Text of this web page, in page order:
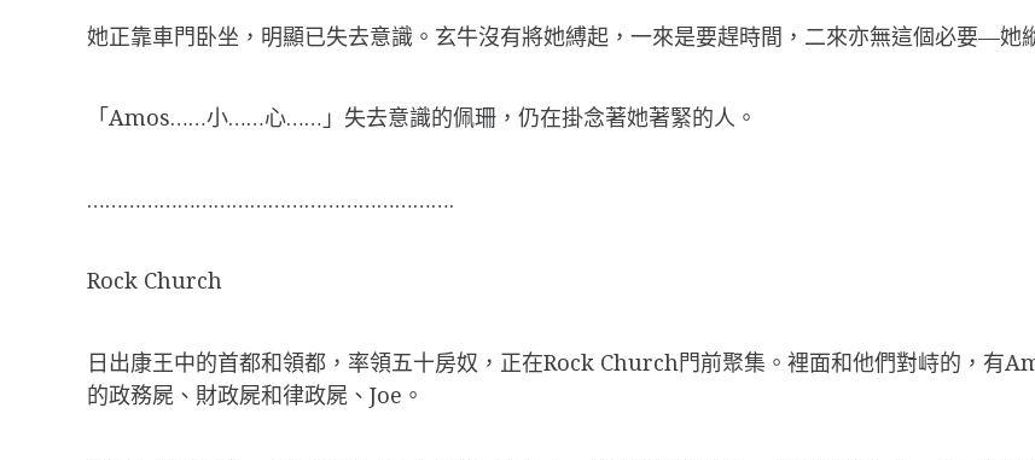
她正靠車門卧坐，明顯已失去意識。玄牛沒有將她縛起，一來是要趕時間，二來亦無這個必要—她
「Amos……小……心……」失去意識的佩珊，仍在掛念著她著緊的人。
…………………………………………………….
Rock Church
日出康王中的首都和領都，率領五十房奴，正在Rock Church門前聚集。裡面和他們對峙的，有
的政務屍、財政屍和律政屍、Joe。